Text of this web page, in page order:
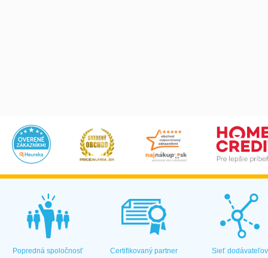
Popredná spoločnosť Certifikovaný partner Sieť dodávateľov